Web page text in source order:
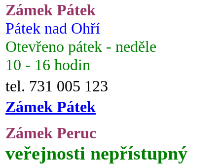
Zámek Pátek
Pátek nad Ohří
Otevřeno pátek - neděle
10 - 16 hodin
tel. 731 005 123
Zámek Pátek
Zámek Peruc
veřejnosti nepřístupný